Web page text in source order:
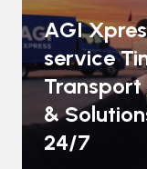
AGI
service
Transport
&
24/7